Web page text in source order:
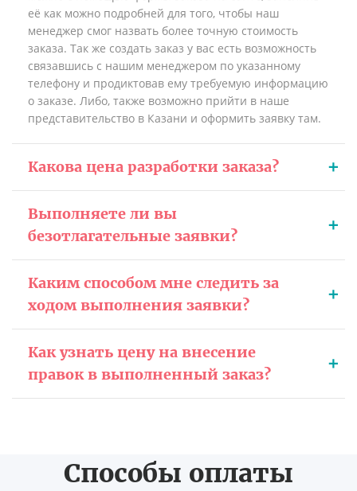
её как можно подробней для того, чтобы наш
менеджер смог назвать более точную стоимость
заказа. Так же создать заказ у вас есть возможность
связавшись с нашим менеджером по указанному
телефону и продиктовав ему требуемую информацию
о заказе. Либо, также возможно прийти в наше
представительство в Казани и оформить заявку там.
Какова цена разработки заказа?
Выполняете ли вы
безотлагательные заявки?
Каким способом мне следить за
ходом выполнения заявки?
Как узнать цену на внесение
правок в выполненный заказ?
Способы оплаты